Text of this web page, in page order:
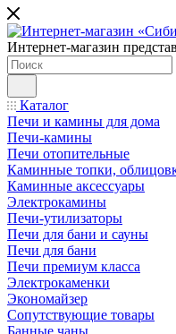
Интернет-магазин
Каталог
Печи и камины для дома
Печи-камины
Печи отопительные
Каминные топки,
Каминные аксессуары
Электрокамины
Печи-утилизаторы
Печи для бани и сауны
Печи для бани
Печи премиум класса
Электрокаменки
Экономайзер
Сопутствующие товары
Банные чаны